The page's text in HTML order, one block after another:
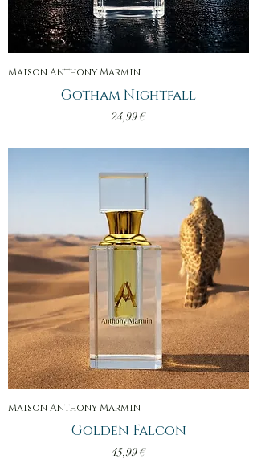
Maison Anthony Marmin
Gotham Nightfall
Prix
24,99 €
Maison Anthony Marmin
Golden Falcon
Prix
45,99 €